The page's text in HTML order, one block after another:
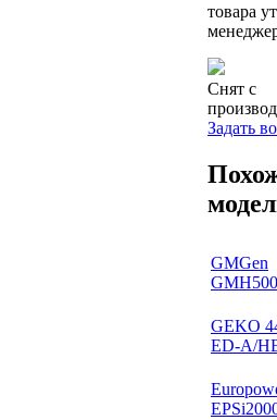
товара
Снят с
Задать
GMGen
GEKO
ED-A/